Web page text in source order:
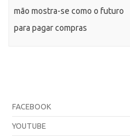
mão mostra-se como o futuro
para pagar compras
FACEBOOK
YOUTUBE